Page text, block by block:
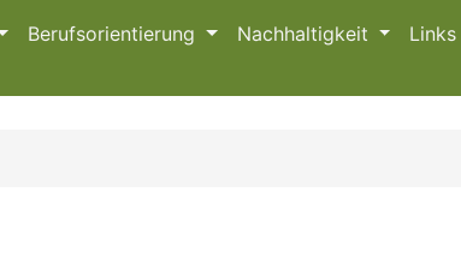
Berufsorientierung Nachhaltigkeit